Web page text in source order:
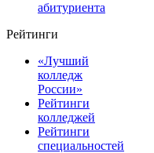
абитуриента
Рейтинги
«Лучший
колледж
России»
Рейтинги
колледжей
Рейтинги
специальностей